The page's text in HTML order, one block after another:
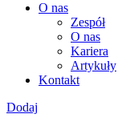
O nas
Zespół
O nas
Kariera
Artykuły
Kontakt
Dodaj